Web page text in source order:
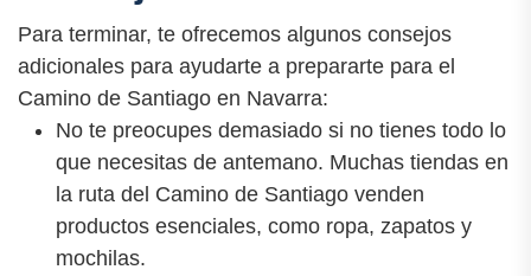
Para terminar, te ofrecemos algunos consejos
adicionales para ayudarte a prepararte para el
Camino de Santiago en Navarra:
No te preocupes demasiado si no tienes todo lo
que necesitas de antemano. Muchas tiendas en
la ruta del Camino de Santiago venden
productos esenciales, como ropa, zapatos y
mochilas.